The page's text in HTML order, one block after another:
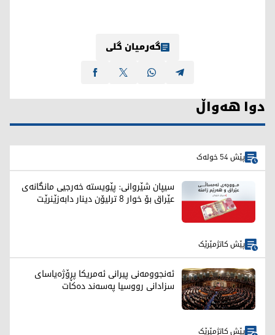
گەرمیان گلی
دوا هەواڵ
پێش 54 خولەک
سیپان شێروانی: پێویستە خەرجیی مانگانەی
عێراق بۆ خوار 8 ترلیۆن دینار دابەزێنرێت
پێش کاتژمێرێک
ئەنجوومەنی پیرانی ئەمریکا پڕۆژەیاسای
سزادانی رووسیا په‌سه‌ند ده‌كات
پێش کاتژمێرێک